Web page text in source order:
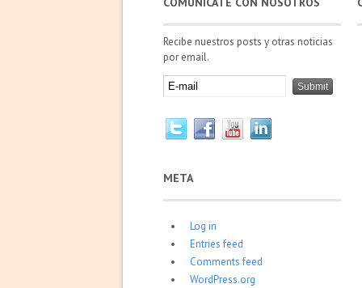
Recibe nuestros posts y otras noticias
por email.
META
Log in
Entries feed
Comments feed
WordPress.org